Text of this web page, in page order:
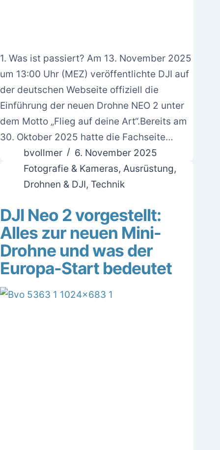
1. Was ist passiert? Am 13. November 2025
um 13:00 Uhr (MEZ) veröffentlichte DJI auf
der deutschen Webseite offiziell die
Einführung der neuen Drohne NEO 2 unter
dem Motto „Flieg auf deine Art“.Bereits am
30. Oktober 2025 hatte die Fachseite…
bvollmer
6. November 2025
Fotografie & Kameras, Ausrüstung,
Drohnen & DJI, Technik
DJI Neo 2 vorgestellt:
Alles zur neuen Mini-
Drohne und was der
Europa-Start bedeutet